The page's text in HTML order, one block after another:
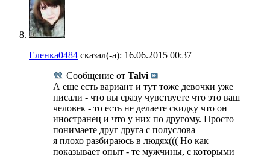
Еленка0484 сказал(-а): 16.06.2015 00:37
Сообщение от Talvi
А еще есть вариант и тут тоже девочки уже
писали - что вы сразу чувствуете что это ваш
человек - то есть не делаете скидку что он
иностранец и что у них по другому. Просто
понимаете друг друга с полуслова
я плохо разбираюсь в людях((( Но как
показывает опыт - те мужчины, с которыми